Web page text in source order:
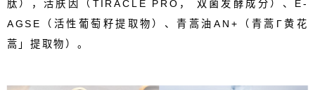
肽）
，活肤因（ TIRACLE PRO ， 双菌发酵成分）、 E-
AGSE （活性葡萄籽提取物）、青蒿油 AN+ （青蒿 Γ黄花
蒿」提取物） 。